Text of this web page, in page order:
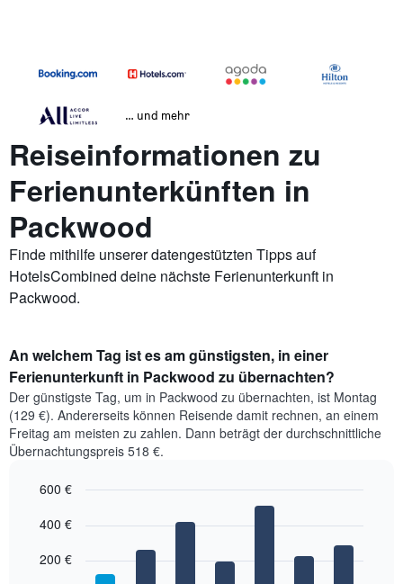
… und mehr
Reiseinformationen zu
Ferienunterkünften in
Packwood
Finde mithilfe unserer datengestützten Tipps auf
HotelsCombined deine nächste Ferienunterkunft in
Packwood.
An welchem Tag ist es am günstigsten, in einer
Ferienunterkunft in Packwood zu übernachten?
Der günstigste Tag, um in Packwood zu übernachten, ist Montag
(129 €). Andererseits können Reisende damit rechnen, an einem
Freitag am meisten zu zahlen. Dann beträgt der durchschnittliche
Übernachtungspreis 518 €.
chart
bars.
graphic.
200 €
400 €
600 €